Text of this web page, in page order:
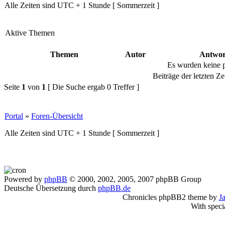
Alle Zeiten sind UTC + 1 Stunde [ Sommerzeit ]
Aktive Themen
Themen Autor
Es wurden keine
Beiträge der letzten
Seite 1 von 1 [ Die Suche ergab 0 Treffer ]
Portal » Foren-Übersicht
Alle Zeiten sind UTC + 1 Stunde [ Sommerzeit ]
Powered by phpBB © 2000, 2002, 2005, 2007 phpBB Group
Deutsche Übersetzung durch phpBB.de
Chronicles phpBB2 theme by
With